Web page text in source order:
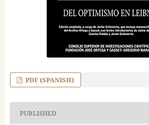
PDF (SPANISH)
PUBLISHED